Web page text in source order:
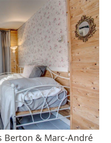
Berton & Marc-André